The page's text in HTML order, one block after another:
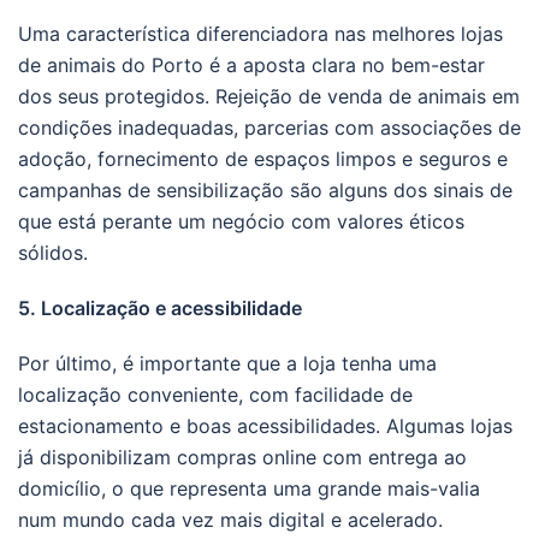
Uma característica diferenciadora nas melhores lojas
de animais do Porto é a aposta clara no bem-estar
dos seus protegidos. Rejeição de venda de animais em
condições inadequadas, parcerias com associações de
adoção, fornecimento de espaços limpos e seguros e
campanhas de sensibilização são alguns dos sinais de
que está perante um negócio com valores éticos
sólidos.
5. Localização e acessibilidade
Por último, é importante que a loja tenha uma
localização conveniente, com facilidade de
estacionamento e boas acessibilidades. Algumas lojas
já disponibilizam compras online com entrega ao
domicílio, o que representa uma grande mais-valia
num mundo cada vez mais digital e acelerado.